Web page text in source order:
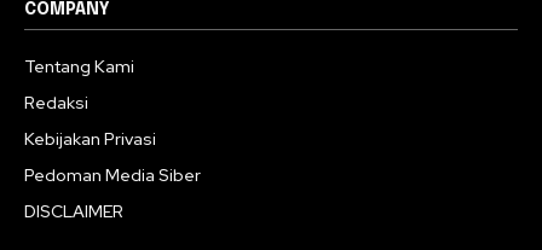
COMPANY
Tentang Kami
Redaksi
Kebijakan Privasi
Pedoman Media Siber
DISCLAIMER